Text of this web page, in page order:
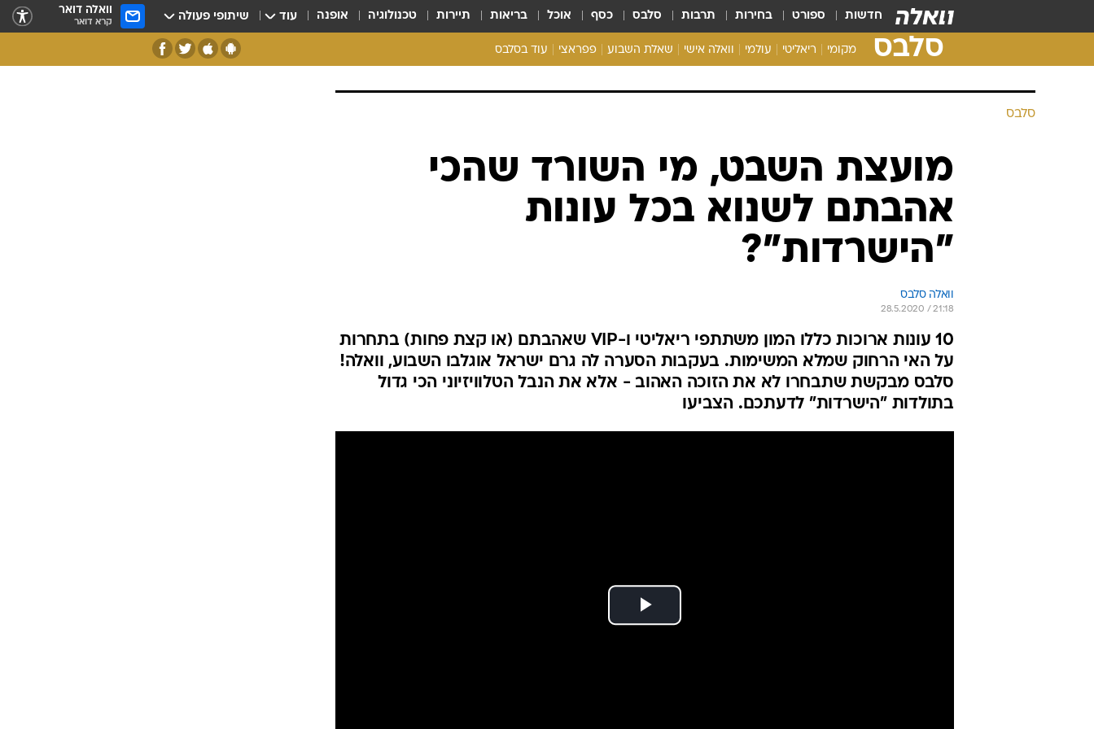
חדשות ספורט בחירות תרבות סלבס כסף אוכל בריאות תיירות טכנולוגיה אופנה עוד שיתופי פעולה וואלה דואר
קרא דואר
סלבס מקומי ריאליטי עולמי וואלה אישי שאלת השבוע פפראצי עוד בסלבס
רכלו לנו
סלבס
מועצת השבט, מי השורד שהכי
אהבתם לשנוא בכל עונות
"הישרדות"?
וואלה סלבס
28.5.2020 / 21:18
10 עונות ארוכות כללו המון משתתפי ריאליטי ו-VIP שאהבתם (או קצת פחות) בתחרות
על האי הרחוק שמלא המשימות. בעקבות הסערה לה גרם ישראל אוגלבו השבוע, וואלה!
סלבס מבקשת שתבחרו לא את הזוכה האהוב - אלא את הנבל הטלוויזיוני הכי גדול
בתולדות "הישרדות" לדעתכם. הצביעו